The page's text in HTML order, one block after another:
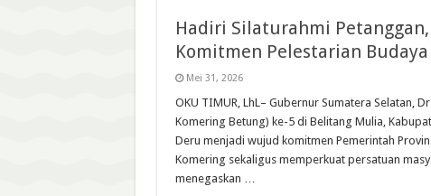
Hadiri Silaturahmi
Komitmen Pelestarian
Mei 31, 2026
OKU TIMUR, LhL– Gubernur Sumatera Selatan,
Komering Betung) ke-5 di Belitang Mulia,
Deru menjadi wujud komitmen Pemerintah
Komering sekaligus memperkuat persatuan
menegaskan …